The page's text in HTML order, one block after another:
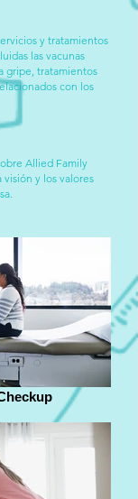
y tratamientos
las vacunas
gripe, tratamientos
con los
Allied Family
y los valores